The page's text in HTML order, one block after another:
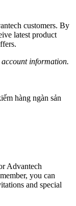
customers. By
latest product
information.
hàng ngàn sản
Advantech
you can
and special